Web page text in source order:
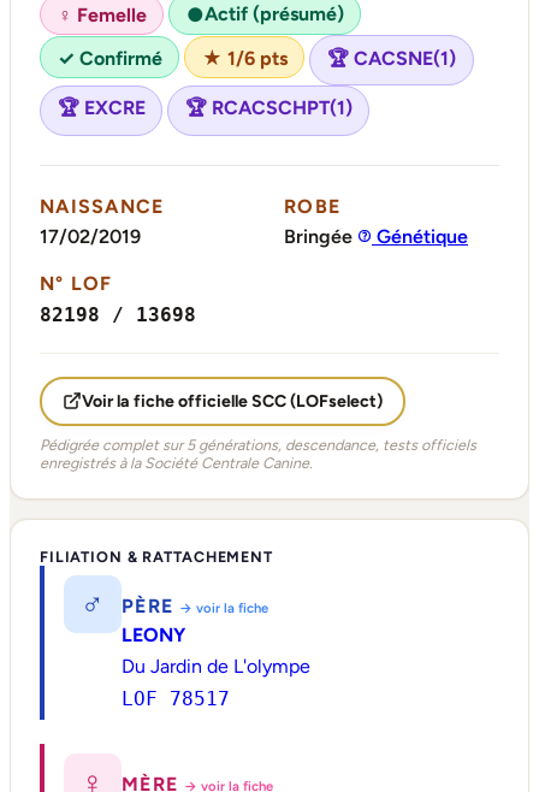
♀ Femelle ●Actif (présumé)
✓ Confirmé
★ 1/6 pts 🏆 CACSNE(1)
🏆 EXCRE 🏆 RCACSCHPT(1)
NAISSANCE
17/02/2019
ROBE
Bringée
Génétique
N° LOF
82198 / 13698
Voir la fiche officielle SCC (LOFselect)
Pédigrée complet sur 5 générations, descendance, tests officiels
enregistrés à la Société Centrale Canine.
FILIATION & RATTACHEMENT
♂ PÈRE → voir la fiche
LEONY
Du Jardin de L'olympe
LOF 78517
♀ MÈRE → voir la fiche